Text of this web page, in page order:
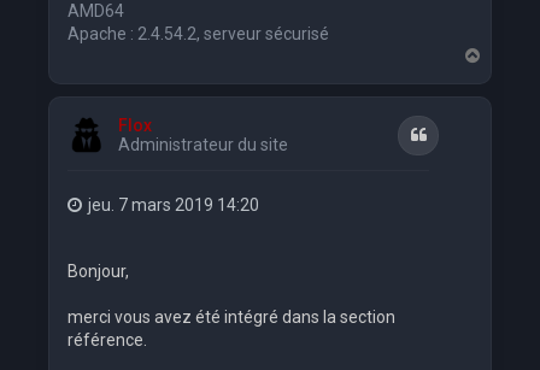
AMD64
Apache : 2.4.54.2, serveur sécurisé
a
Flox
Administrateur du site
Citation
jeu. 7 mars 2019 14:20
Bonjour,
merci vous avez été intégré dans la section
référence.